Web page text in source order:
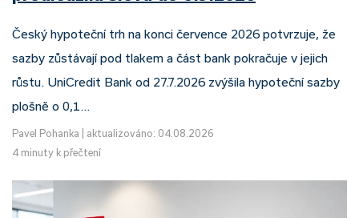
Český hypoteční trh na konci července 2026 potvrzuje, že
sazby zůstávají pod tlakem a část bank pokračuje v jejich
růstu. UniCredit Bank od 27.7.2026 zvýšila hypoteční sazby
plošně o 0,1…
Pavel Pohanka
aktualizováno: 04.08.2026
4 minuty k přečtení